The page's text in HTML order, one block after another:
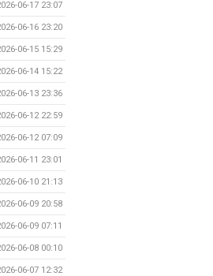
06-17 23:07
06-16 23:20
06-15 15:29
06-14 15:22
06-13 23:36
06-12 22:59
06-12 07:09
06-11 23:01
06-10 21:13
06-09 20:58
06-09 07:11
06-08 00:10
06-07 12:32